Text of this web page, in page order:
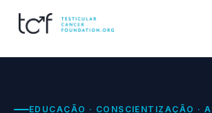
EDUCAÇÃO · CONSCIENTIZAÇÃO ·